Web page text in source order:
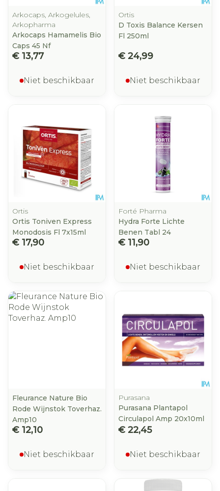
Arkocaps, Arkogelules,
Arkopharma
Arkocaps Hamamelis Bio
Caps 45 Nf
€ 13,77
Niet beschikbaar
Ortis
D Toxis Balance Kersen
Fl 250ml
€ 24,99
Niet beschikbaar
Ortis
Ortis Toniven Express
Monodosis Fl 7x15ml
€ 17,90
Niet beschikbaar
Forté Pharma
Hydra Forte Lichte
Benen Tabl 24
€ 11,90
Niet beschikbaar
Fleurance Nature Bio
Rode Wijnstok Toverhaz.
Amp10
€ 12,10
Niet beschikbaar
Purasana
Purasana Plantapol
Circulapol Amp 20x10ml
€ 22,45
Niet beschikbaar